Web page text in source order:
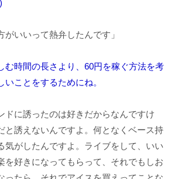
がいいって熱弁したんです」
時間の長さより、60円を稼ぐ方法を考
ことをするためにね。
ドに誘ったのは好きだからなんですけ
と誘えないんですよ。何となくベース持
気がしたんですよ。ライブをして、いい
を好きになってもらって、それでもしお